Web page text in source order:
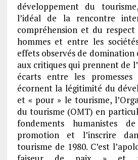
développement du
l’idéal de la rencontre
compréhension et du
hommes et entre les
effets observés de
aux critiques qui prennent de
écarts entre les
écornent la légitimité du
et « pour » le tourisme,
du tourisme (OMT) en
fondements humanistes
promotion et l’inscrire
tourisme de 1980. C’est